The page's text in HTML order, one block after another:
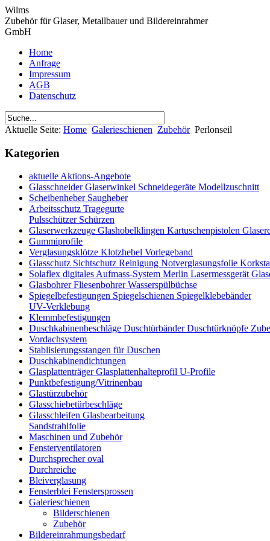
Wilms
Zubehör für Glaser, Metallbauer und Bildereinrahmer
GmbH
Home
Anfrage
Impressum
AGB
Datenschutz
Aktuelle Seite: Home Galerieschienen Zubehör Perlonseil
Kategorien
aktuelle Aktions-Angebote
Glasschneider Glaserwinkel Schneidegeräte Modellzuschnitt
Scheibenheber Saugheber
Arbeitsschutz Tragegurte
Pulsschützer Schürzen
Glaserwerkzeuge Glashobelklingen Kartuschenpistolen
Gummiprofile
Verglasungsklötze Klotzhebel Vorlegeband
Glasschutz Sichtschutz Reinigung Notverglasungsfolie
Solaflex digitales Aufmass-System Merlin Lasermessgerät
Glasbohrer Fliesenbohrer Wasserspülbüchse
Spiegelbefestigungen Spiegelschienen Spiegelklebebänder
UV-Verklebung
Klemmbefestigungen
Duschkabinenbeschläge Duschtürbänder Duschtürknöpfe
Vordachsystem
Stablisierungsstangen für Duschen
Duschkabinendichtungen
Glasplattenträger Glasplattenhalteprofil U-Profile
Punktbefestigung/Vitrinenbau
Glastürzubehör
Glasschiebetürbeschläge
Glasschleifen Glasbearbeitung
Sandstrahlfolie
Maschinen und Zubehör
Fensterventilatoren
Durchsprecher oval
Durchreiche
Bleiverglasung
Fensterblei Fenstersprossen
Galerieschienen
Bilderschienen
Zubehör
Bildereinrahmungsbedarf